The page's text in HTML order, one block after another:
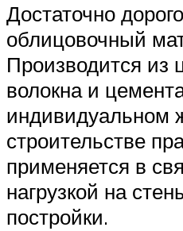
Достаточно
облицовочный
Производится из
волокна и
индивидуальном
строительстве
применяется в
нагрузкой на
постройки.